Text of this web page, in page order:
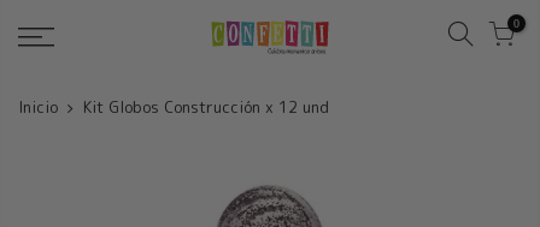
0
Inicio Kit Globos Construcción x 12 und